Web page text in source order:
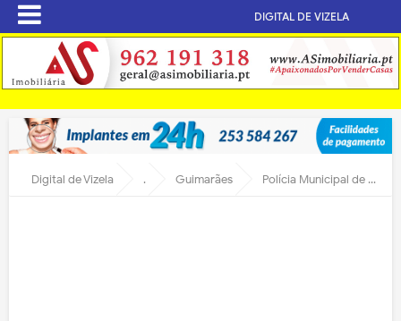
DIGITAL DE VIZELA
Digital de Vizela . Guimarães Polícia Municipal de Guimarães detém indivíduo por alteração da ordem pública no Largo do Toural